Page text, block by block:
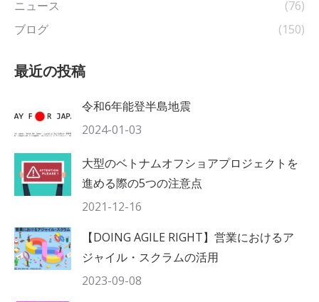
ニュース
(76)
ブログ
(150)
最近の投稿
令和6年能登半島地震
2024-01-03
大型のベトナムオフショアプロジェクトを
進める際の5つの注意点
2021-12-16
【DOING AGILE RIGHT】営業におけるア
ジャイル・スクラムの活用
2023-09-08